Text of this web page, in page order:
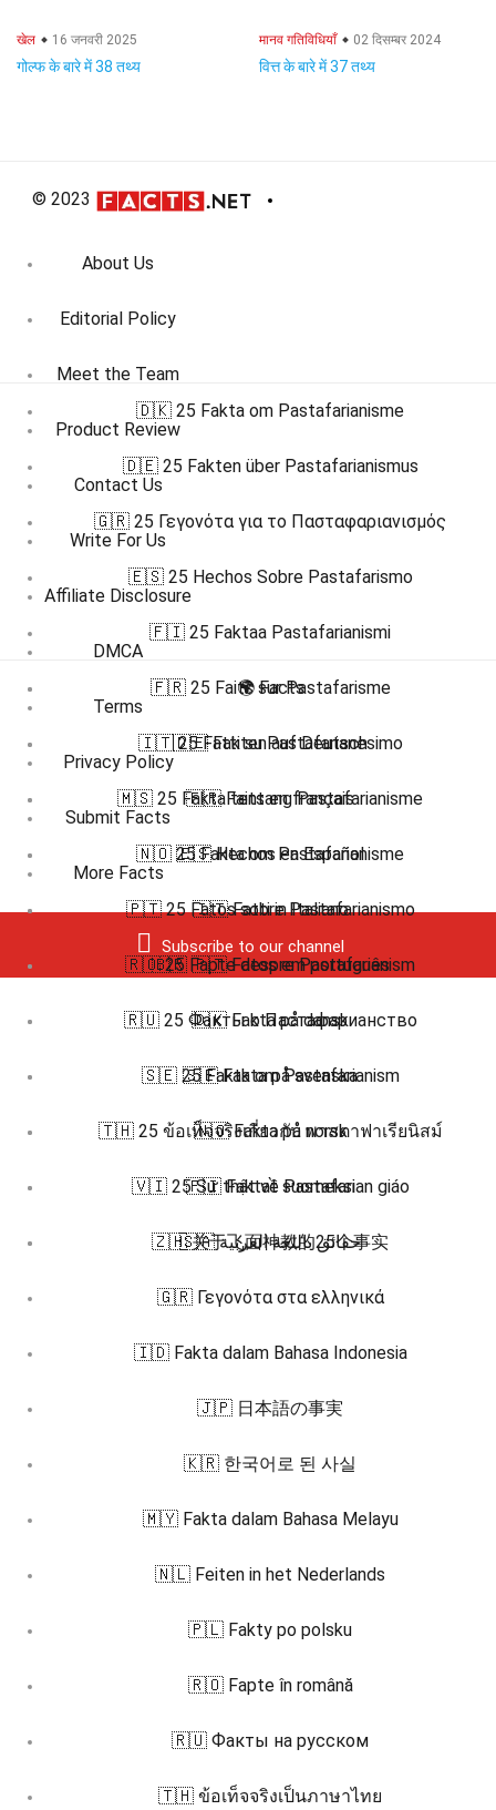
खेल 16 जनवरी 2025
गोल्फ के बारे में 38 तथ्य
मानव गतिविधियाँ 02 दिसम्बर 2024
वित्त के बारे में 37 तथ्य
© 2023
About Us
Editorial Policy
Meet the Team
Product Review
Contact Us
Write For Us
Affiliate Disclosure
DMCA
Terms
Privacy Policy
Submit Facts
More Facts
Subscribe to our channel
🇩🇰 25 Fakta om Pastafarianisme
🇩🇪 25 Fakten über Pastafarianismus
🇬🇷 25 Γεγονότα για το Πασταφαριανισμός
🇪🇸 25 Hechos Sobre Pastafarismo
🇫🇮 25 Faktaa Pastafarianismi
🇫🇷 25 Faits sur Pastafarisme
🇮🇹 25 Fatti su Pastafarianesimo
🇲🇸 25 Fakta tentang Pastafarianisme
🇳🇴 25 Fakta om Pastafarianisme
🇵🇹 25 Fatos sobre Pastafarianismo
🇷🇴 25 Fapte despre Pastafarianism
🇷🇺 25 Факты о Пастафарианство
🇸🇪 25 Fakta om Pastafarianism
🇹🇭 25 ข้อเท็จจริงเกี่ยวกับ พาสตาฟาเรียนิสม์
🇻🇮 25 Sự thật về Pastafarian giáo
🇿🇭 关于飞面神教的25个事实
🌍 Facts
🇩🇪 Fakten auf Deutsch
🇫🇷 Faits en français
🇪🇸 Hechos en Español
🇮🇹 Fatti in Italiano
🇧🇷 🇵🇹 Fatos em português
🇩🇰 Fakta på dansk
🇸🇪 Fakta på svenska
🇳🇴 Fakta på norsk
🇫🇮 Faktat suomeksi
🇸🇦 حقائق باللغة العربية
🇬🇷 Γεγονότα στα ελληνικά
🇮🇩 Fakta dalam Bahasa Indonesia
🇯🇵 日本語の事実
🇰🇷 한국어로 된 사실
🇲🇾 Fakta dalam Bahasa Melayu
🇳🇱 Feiten in het Nederlands
🇵🇱 Fakty po polsku
🇷🇴 Fapte în română
🇷🇺 Факты на русском
🇹🇭 ข้อเท็จจริงเป็นภาษาไทย